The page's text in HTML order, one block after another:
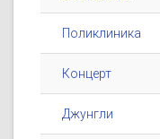
Поликлиника
Концерт
Джунгли